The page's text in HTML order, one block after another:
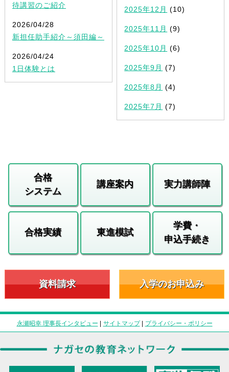
待講習のご紹介
2026/04/28
新担任助手紹介～須田編～
2026/04/24
1日体験とは
2025年12月 (10)
2025年11月 (9)
2025年10月 (6)
2025年9月 (7)
2025年8月 (4)
2025年7月 (7)
合格
システム
講座案内 実力講師陣
合格実績 東進模試
学費・
申込手続き
資料請求 入学のお申込み
永瀬昭幸 理事長インタビュー | サイトマップ| プライバシー・ポリシー